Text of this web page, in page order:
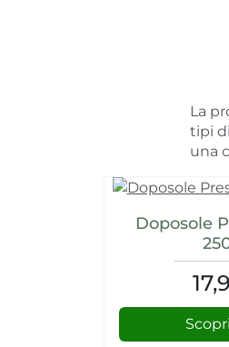
La
tipi
una
Doposole